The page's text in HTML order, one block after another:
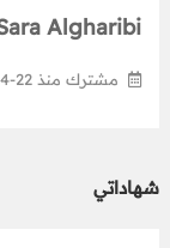
Algharibi
مشترك منذ 22-4-2022
شهاداتي